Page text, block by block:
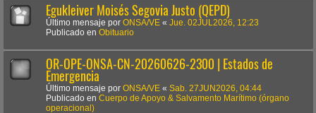
Egukleiver Moisés Segovia Justo (QEPD)
Último mensaje por ONSA/VE « Jue. 02JUL2026, 12:23
Publicado en Obituario
OR-OPE-ONSA-CN-20260626-2300 | Estados de
Emergencia
Último mensaje por ONSA/VE « Sab. 27JUN2026, 04:44
Publicado en Cuerpo de Apoyo & Salvamento Marítimo (órgano
operacional)